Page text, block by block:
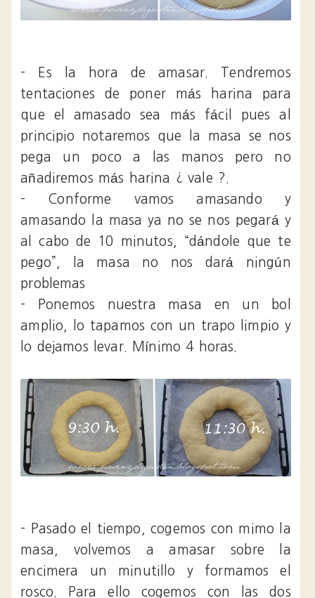
- Es la hora de amasar. Tendremos
tentaciones de poner más harina para
que el amasado sea más fácil pues al
principio notaremos que la masa se nos
pega un poco a las manos pero no
añadiremos más harina ¿ vale ?.
- Conforme vamos amasando y
amasando la masa ya no se nos pegará y
al cabo de 10 minutos, “dándole que te
pego”, la masa no nos dará ningún
problemas
- Ponemos nuestra masa en un bol
amplio, lo tapamos con un trapo limpio y
lo dejamos levar. Mínimo 4 horas.
- Pasado el tiempo, cogemos con mimo la
masa, volvemos a amasar sobre la
encimera un minutillo y formamos el
rosco. Para ello cogemos con las dos